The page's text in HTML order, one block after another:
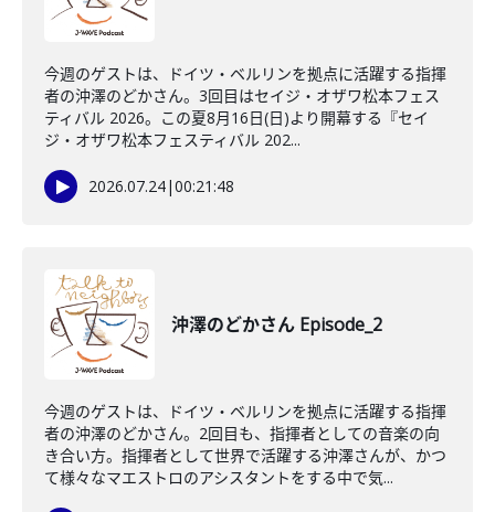
今週のゲストは、ドイツ・ベルリンを拠点に活躍する指揮
者の沖澤のどかさん。3回目はセイジ・オザワ松本フェス
ティバル 2026。この夏8月16日(日)より開幕する『セイ
ジ・オザワ松本フェスティバル 202...
2026.07.24|00:21:48
沖澤のどかさん Episode_2
今週のゲストは、ドイツ・ベルリンを拠点に活躍する指揮
者の沖澤のどかさん。2回目も、指揮者としての音楽の向
き合い方。指揮者として世界で活躍する沖澤さんが、かつ
て様々なマエストロのアシスタントをする中で気...